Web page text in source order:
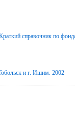
справочник по
и г. Ишим. 2002